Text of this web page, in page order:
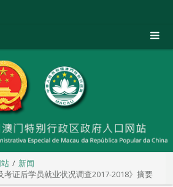
新闻
考证后学员就业状况调查2017-2018》摘要